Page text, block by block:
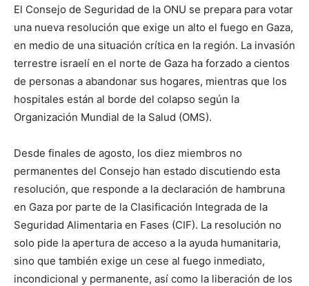
El Consejo de Seguridad de la ONU se prepara para votar
una nueva resolución que exige un alto el fuego en Gaza,
en medio de una situación crítica en la región. La invasión
terrestre israelí en el norte de Gaza ha forzado a cientos
de personas a abandonar sus hogares, mientras que los
hospitales están al borde del colapso según la
Organización Mundial de la Salud (OMS).
Desde finales de agosto, los diez miembros no
permanentes del Consejo han estado discutiendo esta
resolución, que responde a la declaración de hambruna
en Gaza por parte de la Clasificación Integrada de la
Seguridad Alimentaria en Fases (CIF). La resolución no
solo pide la apertura de acceso a la ayuda humanitaria,
sino que también exige un cese al fuego inmediato,
incondicional y permanente, así como la liberación de los